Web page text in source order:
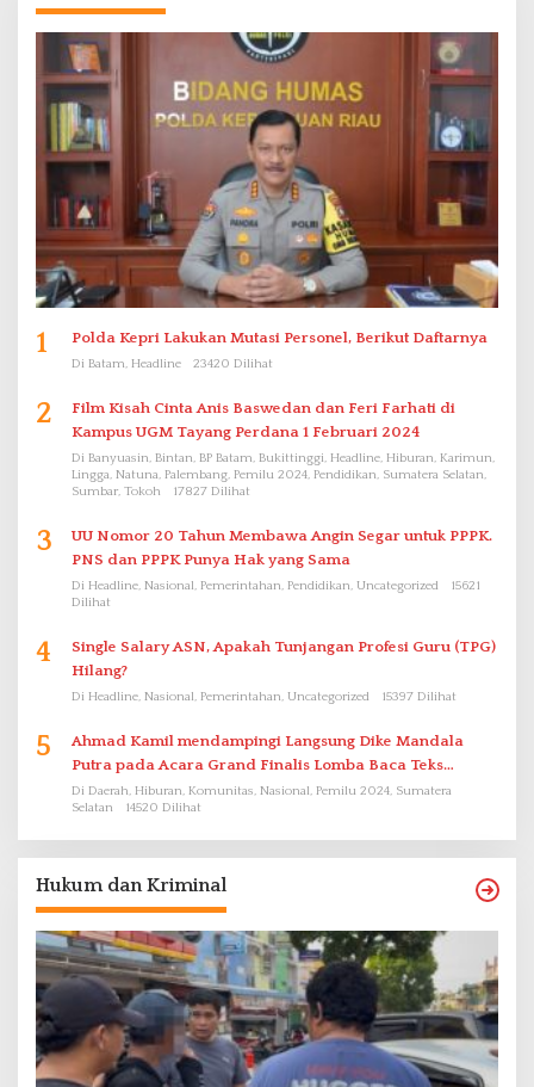
1 Polda Kepri Lakukan Mutasi Personel, Berikut Daftarnya
Di Batam, Headline 23420 Dilihat
2
Film Kisah Cinta Anis Baswedan dan Feri Farhati di
Kampus UGM Tayang Perdana 1 Februari 2024
Di Banyuasin, Bintan, BP Batam, Bukittinggi, Headline, Hiburan, Karimun,
Lingga, Natuna, Palembang, Pemilu 2024, Pendidikan, Sumatera Selatan,
Sumbar, Tokoh
17827 Dilihat
3
UU Nomor 20 Tahun Membawa Angin Segar untuk PPPK.
PNS dan PPPK Punya Hak yang Sama
Di Headline, Nasional, Pemerintahan, Pendidikan, Uncategorized
15621
Dilihat
4
Single Salary ASN, Apakah Tunjangan Profesi Guru (TPG)
Hilang?
Di Headline, Nasional, Pemerintahan, Uncategorized 15397 Dilihat
5
Ahmad Kamil mendampingi Langsung Dike Mandala
Putra pada Acara Grand Finalis Lomba Baca Teks
Proklamasi Mirip Bung Karno di Bali
Di Daerah, Hiburan, Komunitas, Nasional, Pemilu 2024, Sumatera
Selatan
14520 Dilihat
Hukum dan Kriminal